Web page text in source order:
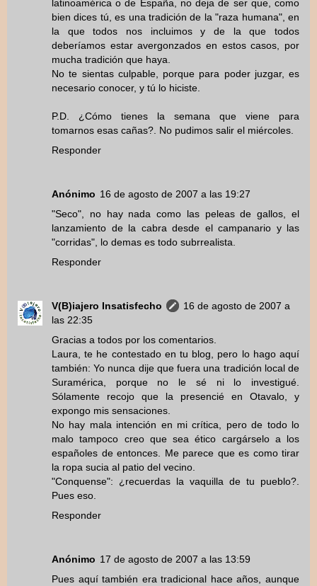
latinoamérica o de España, no deja de ser que, como
bien dices tú, es una tradición de la "raza humana", en
la que todos nos incluimos y de la que todos
deberíamos estar avergonzados en estos casos, por
mucha tradición que haya.
No te sientas culpable, porque para poder juzgar, es
necesario conocer, y tú lo hiciste.
P.D. ¿Cómo tienes la semana que viene para
tomarnos esas cañas?. No pudimos salir el miércoles.
Responder
Anónimo 16 de agosto de 2007 a las 19:27
"Seco", no hay nada como las peleas de gallos, el
lanzamiento de la cabra desde el campanario y las
"corridas", lo demas es todo subrrealista.
Responder
V(B)iajero Insatisfecho
16 de agosto de 2007 a
las 22:35
Gracias a todos por los comentarios.
Laura, te he contestado en tu blog, pero lo hago aquí
también: Yo nunca dije que fuera una tradición local de
Suramérica, porque no le sé ni lo investigué.
Sólamente recojo que la presencié en Otavalo, y
expongo mis sensaciones.
No hay mala intención en mi crítica, pero de todo lo
malo tampoco creo que sea ético cargárselo a los
españoles de entonces. Me parece que es como tirar
la ropa sucia al patio del vecino.
"Conquense": ¿recuerdas la vaquilla de tu pueblo?.
Pues eso.
Responder
Anónimo 17 de agosto de 2007 a las 13:59
Pues aquí también era tradicional hace años, aunque